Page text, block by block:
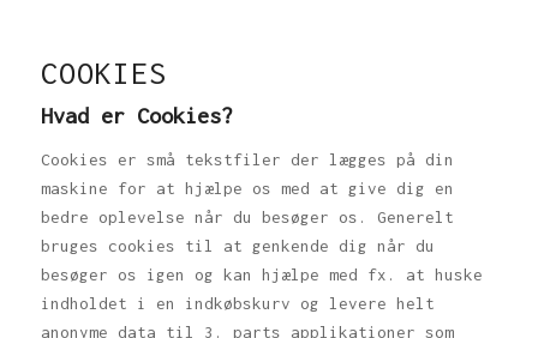
COOKIES
Hvad er Cookies?
Cookies er små tekstfiler der lægges på din
maskine for at hjælpe os med at give dig en
bedre oplevelse når du besøger os. Generelt
bruges cookies til at genkende dig når du
besøger os igen og kan hjælpe med fx. at huske
indholdet i en indkøbskurv og levere helt
anonyme data til 3. parts applikationer som